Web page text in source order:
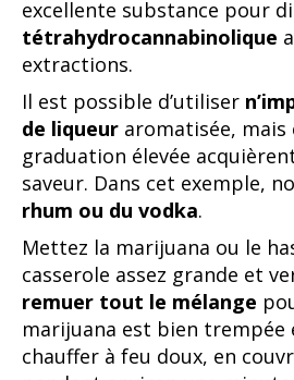
excellente substance pour
tétrahydrocannabinolique
extractions.
Il est possible d’utiliser
de liqueur aromatisée,
graduation élevée
saveur. Dans cet exemple,
rhum ou du vodka.
Mettez la marijuana ou le
casserole assez grande et
remuer tout le mélange
marijuana est bien trempée
chauffer à feu doux, en